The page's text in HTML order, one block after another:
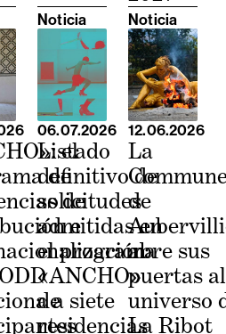
el
de
de
e
a siete
Noticia
06.07.2026
Listado
definitivo de
solicitudes
admitidas en
el programa
«ANCHO»
de
residencias
Noticia
12.06.2026
La
de
abre sus
puertas al
universo
La Ribot